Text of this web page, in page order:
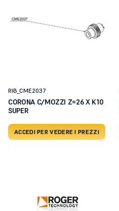
RIB_CME2037
CORONA C/MOZZI Z=26 X K10
SUPER
ACCEDI PER VEDERE I PREZZI